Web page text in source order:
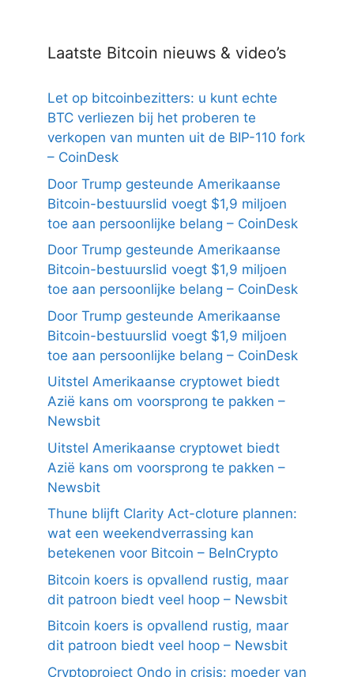
Laatste Bitcoin nieuws & video’s
Let op bitcoinbezitters: u kunt echte
BTC verliezen bij het proberen te
verkopen van munten uit de BIP-110 fork
– CoinDesk
Door Trump gesteunde Amerikaanse
Bitcoin-bestuurslid voegt $1,9 miljoen
toe aan persoonlijke belang – CoinDesk
Door Trump gesteunde Amerikaanse
Bitcoin-bestuurslid voegt $1,9 miljoen
toe aan persoonlijke belang – CoinDesk
Door Trump gesteunde Amerikaanse
Bitcoin-bestuurslid voegt $1,9 miljoen
toe aan persoonlijke belang – CoinDesk
Uitstel Amerikaanse cryptowet biedt
Azië kans om voorsprong te pakken –
Newsbit
Uitstel Amerikaanse cryptowet biedt
Azië kans om voorsprong te pakken –
Newsbit
Thune blijft Clarity Act-cloture plannen:
wat een weekendverrassing kan
betekenen voor Bitcoin – BeInCrypto
Bitcoin koers is opvallend rustig, maar
dit patroon biedt veel hoop – Newsbit
Bitcoin koers is opvallend rustig, maar
dit patroon biedt veel hoop – Newsbit
Cryptoproject Ondo in crisis: moeder van